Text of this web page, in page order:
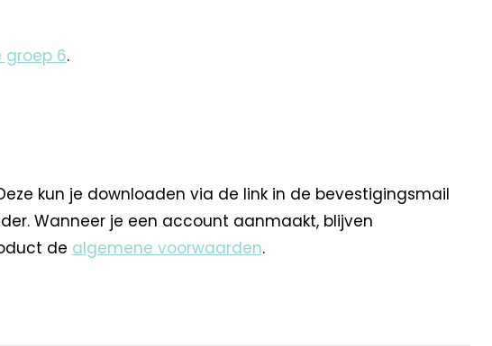
groep 6.
kun je downloaden via de link in de bevestigingsmail
Wanneer je een account aanmaakt, blijven
de algemene voorwaarden.